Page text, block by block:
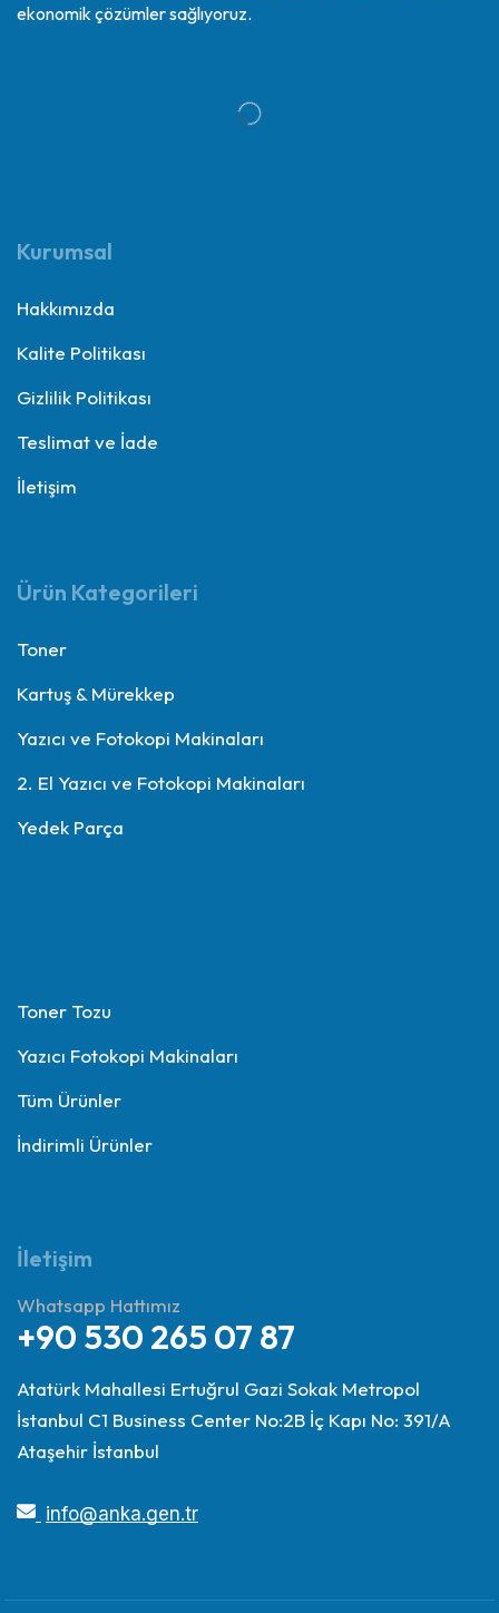
ekonomik çözümler sağlıyoruz.
Kurumsal
Hakkımızda
Kalite Politikası
Gizlilik Politikası
Teslimat ve İade
İletişim
Ürün Kategorileri
Toner
Kartuş & Mürekkep
Yazıcı ve Fotokopi Makinaları
2. El Yazıcı ve Fotokopi Makinaları
Yedek Parça
Toner Tozu
Yazıcı Fotokopi Makinaları
Tüm Ürünler
İndirimli Ürünler
İletişim
Whatsapp Hattımız
+90 530 265 07 87
Atatürk Mahallesi Ertuğrul Gazi Sokak Metropol
İstanbul C1 Business Center No:2B İç Kapı No: 391/A
Ataşehir İstanbul
info@anka.gen.tr